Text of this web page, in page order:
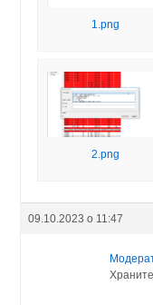
1.png
2.png
09.10.2023 о 11:47